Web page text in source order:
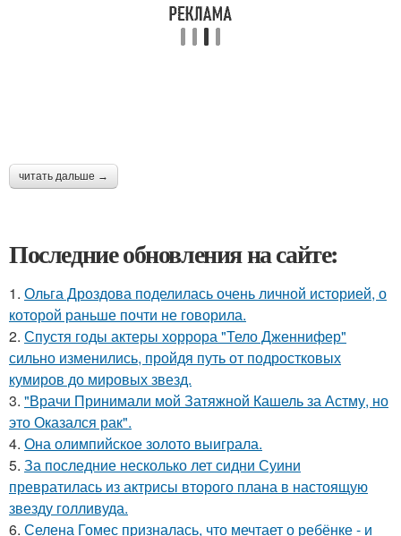
читать дальше →
Последние обновления на сайте:
1. Ольга Дроздова поделилась очень личной историей, о
которой раньше почти не говорила.
2. Спустя годы актеры хоррора "Тело Дженнифер"
сильно изменились, пройдя путь от подростковых
кумиров до мировых звезд.
3. "Врачи Принимали мой Затяжной Кашель за Астму, но
это Оказался рак".
4. Она олимпийское золото выиграла.
5. За последние несколько лет сидни Суини
превратилась из актрисы второго плана в настоящую
звезду голливуда.
6. Селена Гомес призналась, что мечтает о ребёнке - и